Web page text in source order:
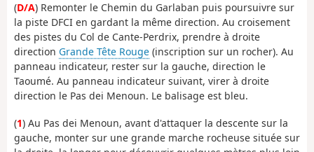
(D/A) Remonter le Chemin du Garlaban puis poursuivre sur
la piste DFCI en gardant la même direction. Au croisement
des pistes du Col de Cante-Perdrix, prendre à droite
direction Grande Tête Rouge (inscription sur un rocher). Au
panneau indicateur, rester sur la gauche, direction le
Taoumé. Au panneau indicateur suivant, virer à droite
direction le Pas dei Menoun. Le balisage est bleu.
(1) Au Pas dei Menoun, avant d'attaquer la descente sur la
gauche, monter sur une grande marche rocheuse située sur